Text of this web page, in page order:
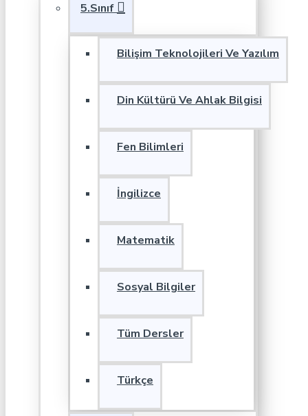
5.Sınıf
Bilişim Teknolojileri Ve Yazılım
Din Kültürü Ve Ahlak Bilgisi
Fen Bilimleri
İngilizce
Matematik
Sosyal Bilgiler
Tüm Dersler
Türkçe